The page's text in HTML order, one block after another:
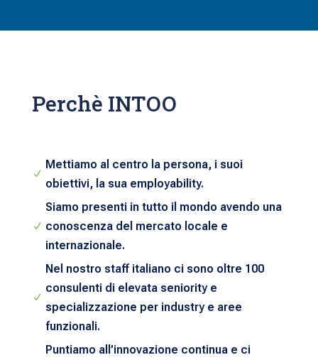
Perchè INTOO
N
Mettiamo al centro la persona, i suoi
obiettivi, la sua employability.
N
Siamo presenti in tutto il mondo avendo una
conoscenza del mercato locale e
internazionale.
N
Nel nostro staff italiano ci sono oltre 100
consulenti di elevata seniority e
specializzazione per industry e aree
funzionali.
Puntiamo all’innovazione continua e ci